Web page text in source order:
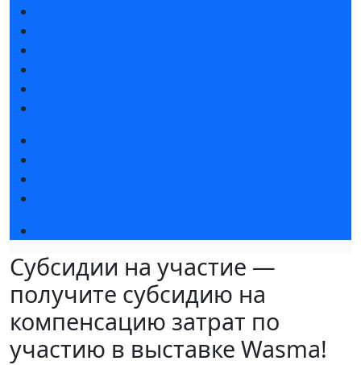
Субсидии на участие —
получите субсидию на
компенсацию затрат по
участию в выставке Wasma!